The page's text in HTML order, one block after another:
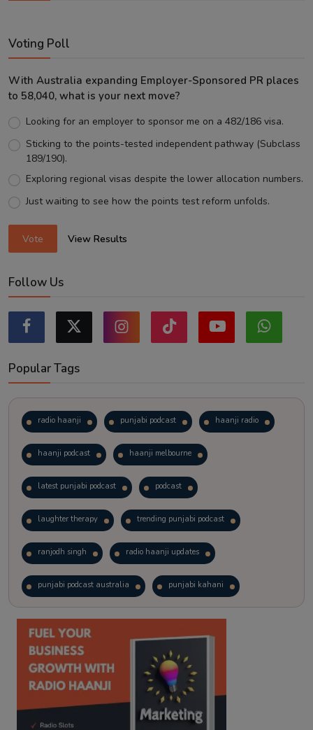
Voting Poll
With Australia expanding Employer-Sponsored PR places
to 58,040, what is your next move?
Looking for an employer to sponsor me on a 482/186 visa.
Sticking to the points-tested independent pathway (Subclass
189/190).
Exploring regional visas despite the lower allocation numbers.
Just waiting to see how the points test reform unfolds.
Vote View Results
Follow Us
Popular Tags
radio haanji punjabi podcast haanji radio
haanji podcast haanji melbourne
latest punjabi podcast podcast
laughter therapy trending punjabi podcast
ranjodh singh radio haanji updates
punjabi podcast australia punjabi kahani
kitaab kahani punjabi story